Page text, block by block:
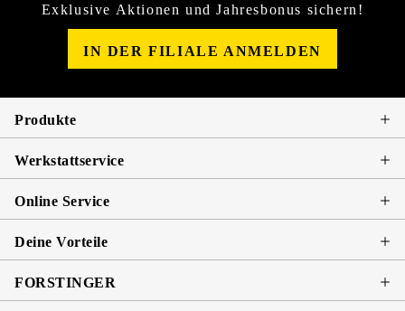
Exklusive Aktionen und Jahresbonus sichern!
IN DER FILIALE ANMELDEN
Produkte
Werkstattservice
Online Service
Deine Vorteile
FORSTINGER